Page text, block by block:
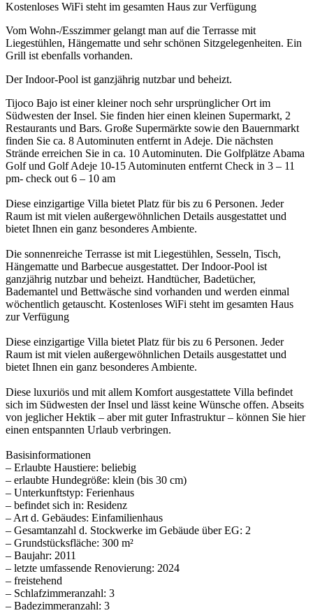
Kostenloses WiFi steht im gesamten Haus zur Verfügung
Vom Wohn-/Esszimmer gelangt man auf die Terrasse mit
Liegestühlen, Hängematte und sehr schönen Sitzgelegenheiten. Ein
Grill ist ebenfalls vorhanden.
Der Indoor-Pool ist ganzjährig nutzbar und beheizt.
Tijoco Bajo ist einer kleiner noch sehr ursprünglicher Ort im
Südwesten der Insel. Sie finden hier einen kleinen Supermarkt, 2
Restaurants und Bars. Große Supermärkte sowie den Bauernmarkt
finden Sie ca. 8 Autominuten entfernt in Adeje. Die nächsten
Strände erreichen Sie in ca. 10 Autominuten. Die Golfplätze Abama
Golf und Golf Adeje 10-15 Autominuten entfernt Check in 3 – 11
pm- check out 6 – 10 am
Diese einzigartige Villa bietet Platz für bis zu 6 Personen. Jeder
Raum ist mit vielen außergewöhnlichen Details ausgestattet und
bietet Ihnen ein ganz besonderes Ambiente.
Die sonnenreiche Terrasse ist mit Liegestühlen, Sesseln, Tisch,
Hängematte und Barbecue ausgestattet. Der Indoor-Pool ist
ganzjährig nutzbar und beheizt. Handtücher, Badetücher,
Bademantel und Bettwäsche sind vorhanden und werden einmal
wöchentlich getauscht. Kostenloses WiFi steht im gesamten Haus
zur Verfügung
Diese einzigartige Villa bietet Platz für bis zu 6 Personen. Jeder
Raum ist mit vielen außergewöhnlichen Details ausgestattet und
bietet Ihnen ein ganz besonderes Ambiente.
Diese luxuriös und mit allem Komfort ausgestattete Villa befindet
sich im Südwesten der Insel und lässt keine Wünsche offen. Abseits
von jeglicher Hektik – aber mit guter Infrastruktur – können Sie hier
einen entspannten Urlaub verbringen.
Basisinformationen
– Erlaubte Haustiere: beliebig
– erlaubte Hundegröße: klein (bis 30 cm)
– Unterkunftstyp: Ferienhaus
– befindet sich in: Residenz
– Art d. Gebäudes: Einfamilienhaus
– Gesamtanzahl d. Stockwerke im Gebäude über EG: 2
– Grundstücksfläche: 300 m²
– Baujahr: 2011
– letzte umfassende Renovierung: 2024
– freistehend
– Schlafzimmeranzahl: 3
– Badezimmeranzahl: 3